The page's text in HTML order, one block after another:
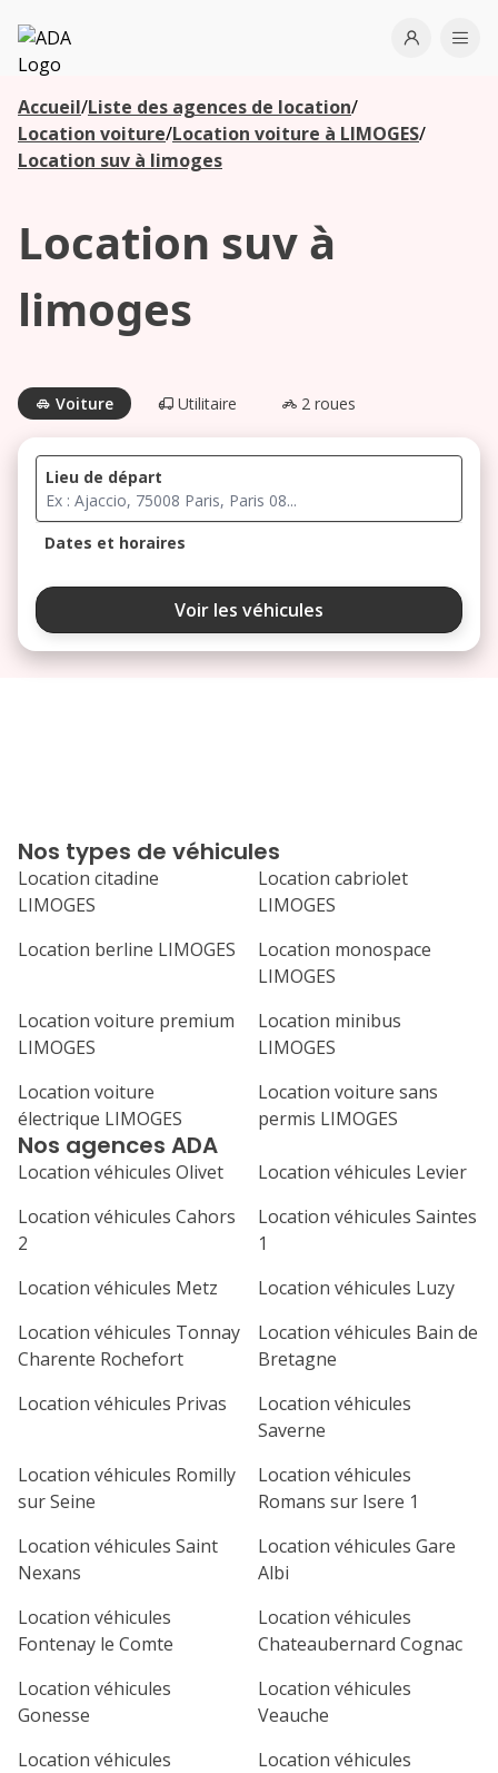
ADA
Open
Accueil/Liste des agences de location/
Location voiture/Location voiture à LIMOGES/
Location suv à limoges
Location suv à
limoges
Voiture Utilitaire 2 roues
Lieu de départ
Dates et horaires
août 2026
ma me
24 25 26
31
septembre 2026
me
1
2 3
14 15 16 17
21 22 23 24 25
28 29 30
Voir les véhicules
Nos agences ADA
Location véhicules Olivet
Location véhicules Levier
Location véhicules Cahors
2
Location véhicules Saintes
1
Location véhicules Metz
Location véhicules Luzy
Location véhicules Tonnay
Charente Rochefort
Location véhicules Bain de
Bretagne
Location véhicules Privas
Location véhicules
Saverne
Location véhicules Romilly
sur Seine
Location véhicules
Romans sur Isere 1
Location véhicules Saint
Nexans
Location véhicules Gare
Albi
Location véhicules
Fontenay le Comte
Location véhicules
Chateaubernard Cognac
Location véhicules
Gonesse
Location véhicules
Veauche
Location véhicules
Location véhicules
Nos types de véhicules
Location citadine
LIMOGES
Location cabriolet
LIMOGES
Location berline LIMOGES
Location monospace
LIMOGES
Location voiture premium
LIMOGES
Location minibus
LIMOGES
Location voiture
électrique LIMOGES
Location voiture sans
permis LIMOGES
Les
agences à
proximité
Commencez
votre
recherche
pour voir les
proximité